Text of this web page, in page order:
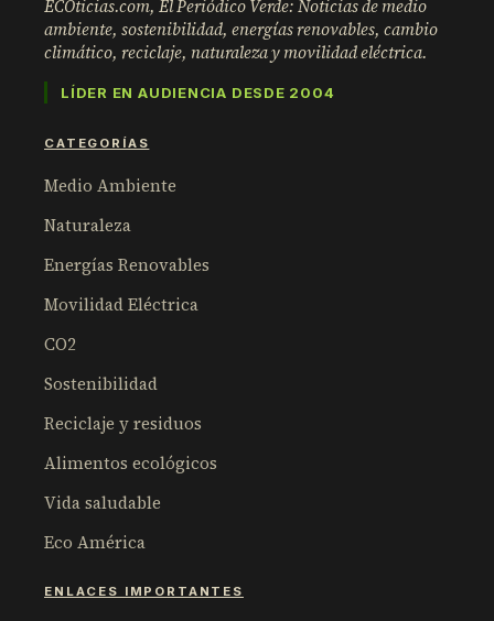
ECOticias.com, El Periódico Verde: Noticias de medio
ambiente, sostenibilidad, energías renovables, cambio
climático, reciclaje, naturaleza y movilidad eléctrica.
LÍDER EN AUDIENCIA DESDE 2004
CATEGORÍAS
Medio Ambiente
Naturaleza
Energías Renovables
Movilidad Eléctrica
CO2
Sostenibilidad
Reciclaje y residuos
Alimentos ecológicos
Vida saludable
Eco América
ENLACES IMPORTANTES